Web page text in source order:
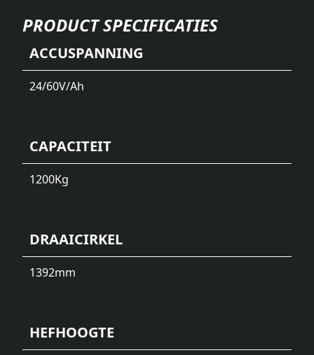
PRODUCT SPECIFICATIES
ACCUSPANNING
24/60V/Ah
CAPACITEIT
1200Kg
DRAAICIRKEL
1392mm
HEFHOOGTE